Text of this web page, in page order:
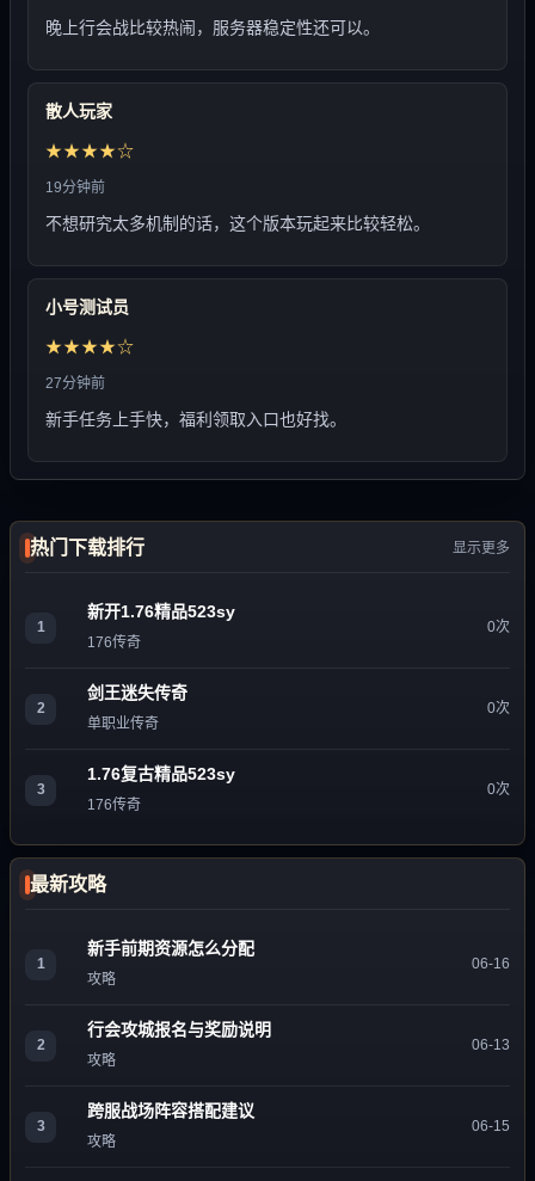
晚上行会战比较热闹，服务器稳定性还可以。
散人玩家
★★★★☆
19分钟前
不想研究太多机制的话，这个版本玩起来比较轻松。
小号测试员
★★★★☆
27分钟前
新手任务上手快，福利领取入口也好找。
热门下载排行 显示更多
1
新开1.76精品523sy
176传奇
0次
2
剑王迷失传奇
单职业传奇
0次
3
1.76复古精品523sy
176传奇
0次
最新攻略
1
新手前期资源怎么分配
攻略
06-16
2
行会攻城报名与奖励说明
攻略
06-13
3
跨服战场阵容搭配建议
攻略
06-15